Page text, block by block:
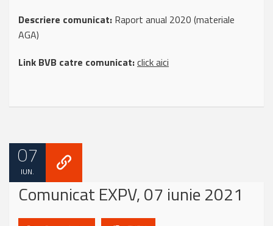
Descriere comunicat: Raport anual 2020 (materiale
AGA)
Link BVB catre comunicat:click aici
07
IUN.
Comunicat EXPV, 07 iunie 2021